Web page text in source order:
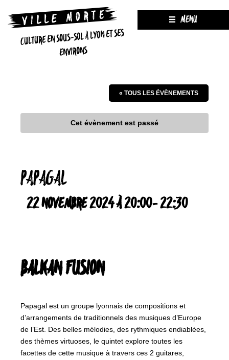
CULTURE EN SOUS-SOL À LYON ET SES
ENVIRONS
MENU
« TOUS LES ÉVÈNEMENTS
Cet évènement est passé
PAPAGAL
22 NOVEMBRE 2024 À 20:00-22:30
BALKAN FUSION
Papagal est un groupe lyonnais de compositions et
d’arrangements de traditionnels des musiques d’Europe
de l’Est. Des belles mélodies, des rythmiques endiablées,
des thèmes virtuoses, le quintet explore toutes les
facettes de cette musique à travers ces 2 guitares,